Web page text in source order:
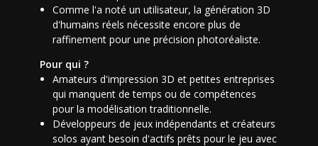
Comme l'a noté un utilisateur, la génération 3D
d'humains réels nécessite encore plus de
raffinement pour une précision photoréaliste.
Pour qui ?
Amateurs d'impression 3D et petites entreprises
qui manquent de temps ou de compétences
pour la modélisation traditionnelle.
Développeurs de jeux indépendants et créateurs
solos ayant besoin d'actifs prêts pour le jeu avec